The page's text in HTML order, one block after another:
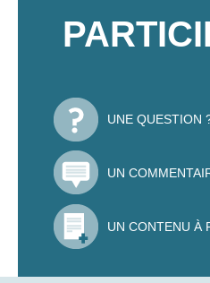
UNE QUESTION
UN
UN CONTENU À